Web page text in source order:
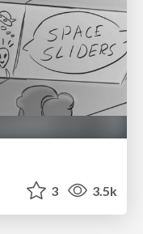
3 3.5k